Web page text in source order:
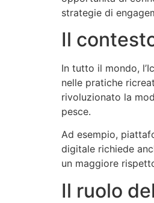
strategie di
Il
In tutto il mondo,
nelle pratiche
rivoluzionato la
pesce.
Ad esempio,
digitale richiede
un maggiore
Il ruolo